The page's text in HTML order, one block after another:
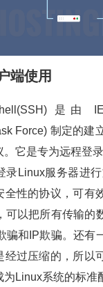
端使用
是由
Force) 制定的建
。它是专为远程登
录Linux服务器进
全性的协议，可有
可以把所有传输的
骗和IP欺骗。还有
经过压缩的，所以
Linux系统的标准